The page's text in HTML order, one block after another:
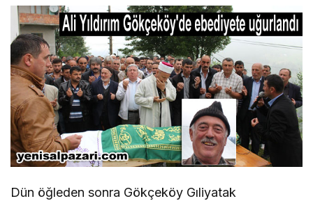
Dün öğleden sonra Gökçeköy Gıliyatak